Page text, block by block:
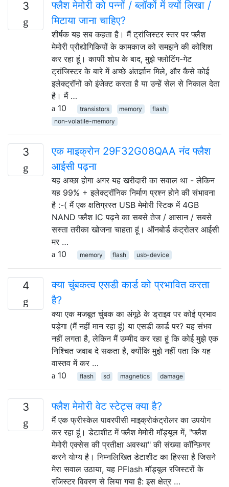
3
फ्लैश मेमोरी को पन्नों / ब्लॉकों में क्यों लिखा /
मिटाया जाना चाहिए?
शीर्षक यह सब कहता है। मैं ट्रांजिस्टर स्तर पर फ्लैश
मेमोरी प्रौद्योगिकियों के कामकाज को समझने की कोशिश
कर रहा हूं। काफी शोध के बाद, मुझे फ्लोटिंग-गेट
ट्रांजिस्टर के बारे में अच्छे अंतर्ज्ञान मिले, और कैसे कोई
इलेक्ट्रॉनों को इंजेक्ट करता है या उन्हें सेल से निकाल देता
है। मैं …
10
transistors memory
flash
non-volatile-memory
3
एक माइक्रोन 29F32G08QAA नंद फ्लैश
आईसी पढ़ना
यह अच्छा होगा अगर यह खरीदारी का सवाल था - लेकिन
यह 99% + इलेक्ट्रॉनिक निर्माण प्रश्न होने की संभावना
है :-( मैं एक क्षतिग्रस्त USB मेमोरी स्टिक में 4GB
NAND फ्लैश IC पढ़ने का सबसे तेज / आसान / सबसे
सस्ता तरीका खोजना चाहता हूं। ऑनबोर्ड कंट्रोलर आईसी
मर …
10
memory flash usb-device
4
क्या चुंबकत्व एसडी कार्ड को प्रभावित करता
है?
क्या एक मजबूत चुंबक का अंगूठे के ड्राइव पर कोई प्रभाव
पड़ेगा (मैं नहीं मान रहा हूं) या एसडी कार्ड पर? यह संभव
नहीं लगता है, लेकिन मैं उम्मीद कर रहा हूं कि कोई मुझे एक
निश्चित जवाब दे सकता है, क्योंकि मुझे नहीं पता कि यह
वास्तव में कर …
10
flash sd magnetics damage
3 फ्लैश मेमोरी वेट स्टेट्स क्या है?
मैं एक फ्रीस्केल पावरपीसी माइक्रोकंट्रोलर का उपयोग
कर रहा हूं। डेटाशीट में फ्लैश मेमोरी मॉड्यूल में, "फ्लैश
मेमोरी एक्सेस की प्रतीक्षा अवस्था" की संख्या कॉन्फ़िगर
करने योग्य है। निम्नलिखित डेटाशीट का हिस्सा है जिसने
मेरा सवाल उठाया, यह PFlash मॉड्यूल रजिस्टरों के
रजिस्टर विवरण से लिया गया है: इस क्षेत्र …